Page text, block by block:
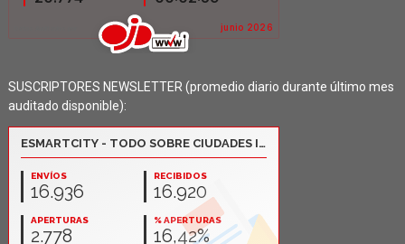
SUSCRIPTORES NEWSLETTER (promedio diario durante último mes
auditado disponible):